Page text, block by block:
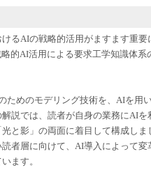
るAIの戦略的活用がますます重要
的AI活用による要求工学知識体
めのモデリング技術を、AIを用
説では、読者が自身の業務にAI
と影」の両面に着目して構成しま
者層に向けて、AI導入によって変
ます。